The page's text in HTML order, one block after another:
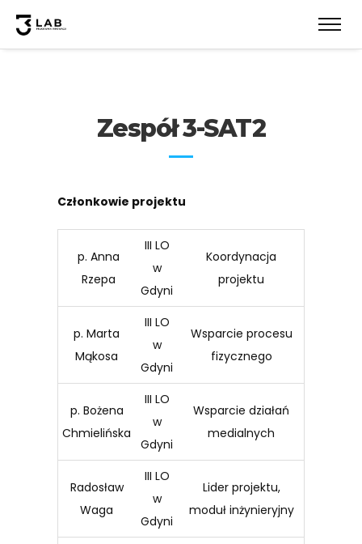
Zespół 3-SAT2
Członkowie projektu
p. Anna
Rzepa
III LO
w
Gdyni
Koordynacja
projektu
p. Marta
Mąkosa
III LO
w
Gdyni
Wsparcie procesu
fizycznego
p. Bożena
Chmielińska
III LO
w
Gdyni
Wsparcie działań
medialnych
Radosław
Waga
III LO
w
Gdyni
Lider projektu,
moduł inżynieryjny